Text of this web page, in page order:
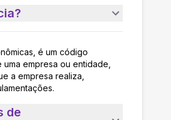
é um código
empresa ou entidade,
a empresa realiza,
de